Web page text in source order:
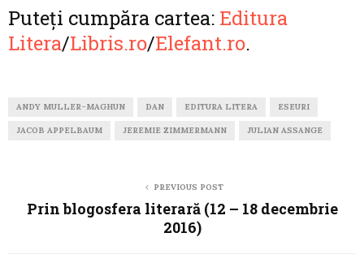
Puteți cumpăra cartea: Editura
Litera/Libris.ro/Elefant.ro.
ANDY MULLER-MAGHUN DAN EDITURA LITERA ESEURI
JACOB APPELBAUM JEREMIE ZIMMERMANN JULIAN ASSANGE
PREVIOUS POST
Prin blogosfera literară (12 – 18 decembrie
2016)